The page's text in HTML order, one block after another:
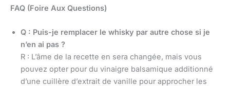
FAQ (Foire Aux Questions)
Q : Puis-je remplacer le whisky par autre chose si je
n’en ai pas ?
R : L’âme de la recette en sera changée, mais vous
pouvez opter pour du vinaigre balsamique additionné
d’une cuillère d’extrait de vanille pour approcher les